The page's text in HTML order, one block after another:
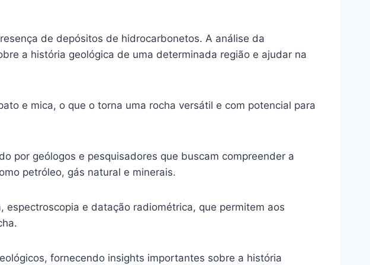
de depósitos de hidrocarbonetos. A análise da
a história geológica de uma determinada região e ajudar na
e mica, o que o torna uma rocha versátil e com potencial para
por geólogos e pesquisadores que buscam compreender a
petróleo, gás natural e minerais.
e datação radiométrica, que permitem aos
fornecendo insights importantes sobre a história